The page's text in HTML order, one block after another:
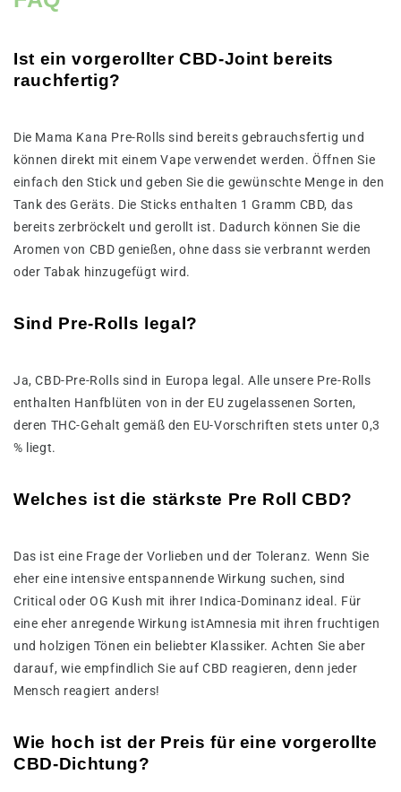
Ist ein vorgerollter CBD-Joint bereits
rauchfertig?
Die Mama Kana Pre-Rolls sind bereits gebrauchsfertig und
können direkt mit einem Vape verwendet werden. Öffnen Sie
einfach den Stick und geben Sie die gewünschte Menge in den
Tank des Geräts. Die Sticks enthalten 1 Gramm CBD, das
bereits zerbröckelt und gerollt ist. Dadurch können Sie die
Aromen von CBD genießen, ohne dass sie verbrannt werden
oder Tabak hinzugefügt wird.
Sind Pre-Rolls legal?
Ja, CBD-Pre-Rolls sind in Europa legal. Alle unsere Pre-Rolls
enthalten Hanfblüten von in der EU zugelassenen Sorten,
deren THC-Gehalt gemäß den EU-Vorschriften stets unter 0,3
% liegt.
Welches ist die stärkste Pre Roll CBD?
Das ist eine Frage der Vorlieben und der Toleranz. Wenn Sie
eher eine intensive entspannende Wirkung suchen, sind
Critical oder OG Kush mit ihrer Indica-Dominanz ideal. Für
eine eher anregende Wirkung istAmnesia mit ihren fruchtigen
und holzigen Tönen ein beliebter Klassiker. Achten Sie aber
darauf, wie empfindlich Sie auf CBD reagieren, denn jeder
Mensch reagiert anders!
Wie hoch ist der Preis für eine vorgerollte
CBD-Dichtung?